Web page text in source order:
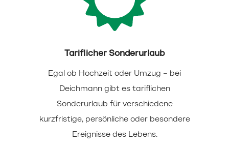
Tariflicher Sonderurlaub
Egal ob Hochzeit oder Umzug – bei
Deichmann gibt es tariflichen
Sonderurlaub für verschiedene
kurzfristige, persönliche oder besondere
Ereignisse des Lebens.